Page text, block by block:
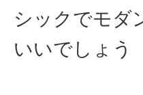
シックでモダ
いいでしょう